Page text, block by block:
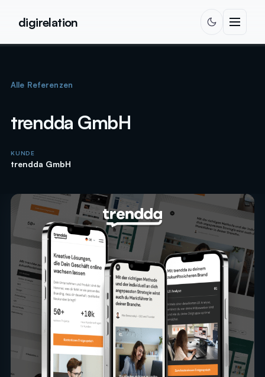
digirelation
Alle Referenzen
trendda GmbH
KUNDE
trendda GmbH